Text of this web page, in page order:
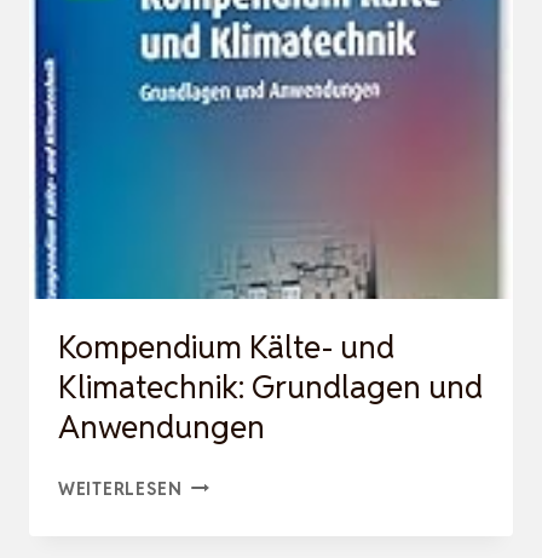
ENERGIEN
NACH
DER
Kompendium Kälte- und
Klimatechnik: Grundlagen und
Anwendungen
WEITERLESEN KOMPENDIUM